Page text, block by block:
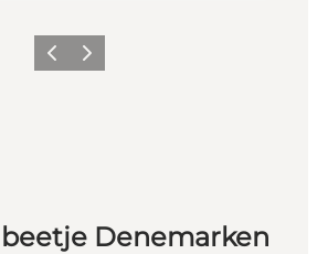
Vorige Volgende
Denemarken